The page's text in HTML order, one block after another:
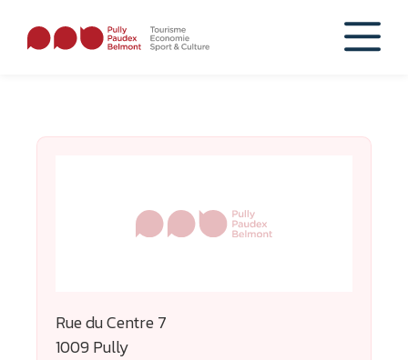
Rue du Centre 7
1009 Pully